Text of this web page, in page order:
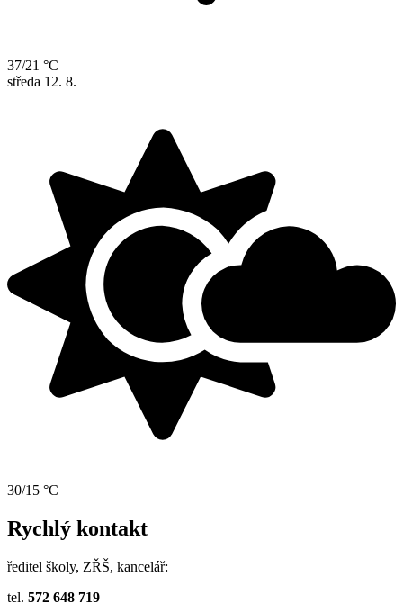
37/21 °C
středa 12. 8.
30/15 °C
Rychlý kontakt
ředitel školy, ZŘŠ, kancelář:
tel. 572 648 719